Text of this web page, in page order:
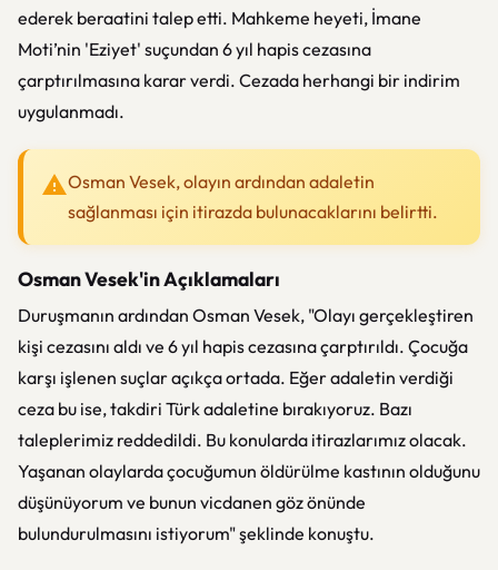
ederek beraatini talep etti. Mahkeme heyeti, İmane
Moti’nin 'Eziyet' suçundan 6 yıl hapis cezasına
çarptırılmasına karar verdi. Cezada herhangi bir indirim
uygulanmadı.
Osman Vesek, olayın ardından adaletin
sağlanması için itirazda bulunacaklarını belirtti.
Osman Vesek'in Açıklamaları
Duruşmanın ardından Osman Vesek, "Olayı gerçekleştiren
kişi cezasını aldı ve 6 yıl hapis cezasına çarptırıldı. Çocuğa
karşı işlenen suçlar açıkça ortada. Eğer adaletin verdiği
ceza bu ise, takdiri Türk adaletine bırakıyoruz. Bazı
taleplerimiz reddedildi. Bu konularda itirazlarımız olacak.
Yaşanan olaylarda çocuğumun öldürülme kastının olduğunu
düşünüyorum ve bunun vicdanen göz önünde
bulundurulmasını istiyorum" şeklinde konuştu.